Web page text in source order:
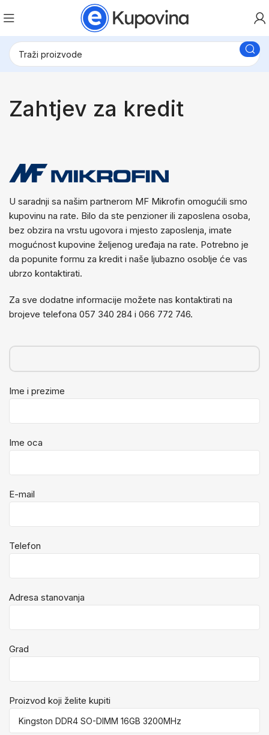
Zahtjev za kredit
U saradnji sa našim partnerom MF Mikrofin omogućili smo
kupovinu na rate. Bilo da ste penzioner ili zaposlena osoba,
bez obzira na vrstu ugovora i mjesto zaposlenja, imate
mogućnost kupovine željenog uređaja na rate. Potrebno je
da popunite formu za kredit i naše ljubazno osoblje će vas
ubrzo kontaktirati.
Za sve dodatne informacije možete nas kontaktirati na
brojeve telefona 057 340 284 i 066 772 746.
Ime i prezime
Ime oca
E-mail
Telefon
Adresa stanovanja
Grad
Proizvod koji želite kupiti